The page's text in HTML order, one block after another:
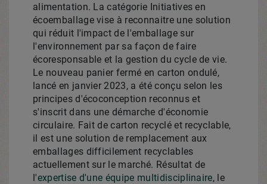
alimentation. La catégorie Initiatives en
écoemballage vise à reconnaitre une solution
qui réduit l'impact de l'emballage sur
l'environnement par sa façon de faire
écoresponsable et la gestion du cycle de vie.
Le nouveau panier fermé en carton ondulé,
lancé en janvier 2023, a été conçu selon les
principes d'écoconception reconnus et
s'inscrit dans une démarche d'économie
circulaire. Fait de carton recyclé et recyclable,
il est une solution de remplacement aux
emballages difficilement recyclables
actuellement sur le marché. Résultat de
l'expertise d'une équipe multidisciplinaire, le